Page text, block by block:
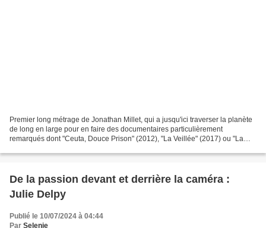
Premier long métrage de Jonathan Millet, qui a jusqu'ici traverser la planète
de long en large pour en faire des documentaires particulièrement
remarqués dont "Ceuta, Douce Prison" (2012), "La Veillée" (2017) ou "La
De la passion devant et derrière la caméra :
Julie Delpy
Publié le 10/07/2024 à 04:44
Par Selenie